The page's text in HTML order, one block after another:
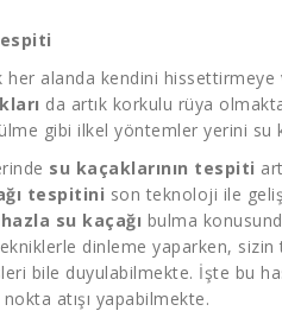
her alanda kendini
da artık korkulu rüya
gibi ilkel yöntemler yerini
su kaçaklarının tespiti
tespitini son teknoloji ile
su kaçağı bulma
dinleme yaparken,
bile duyulabilmekte. İşte bu
atışı yapabilmekte.